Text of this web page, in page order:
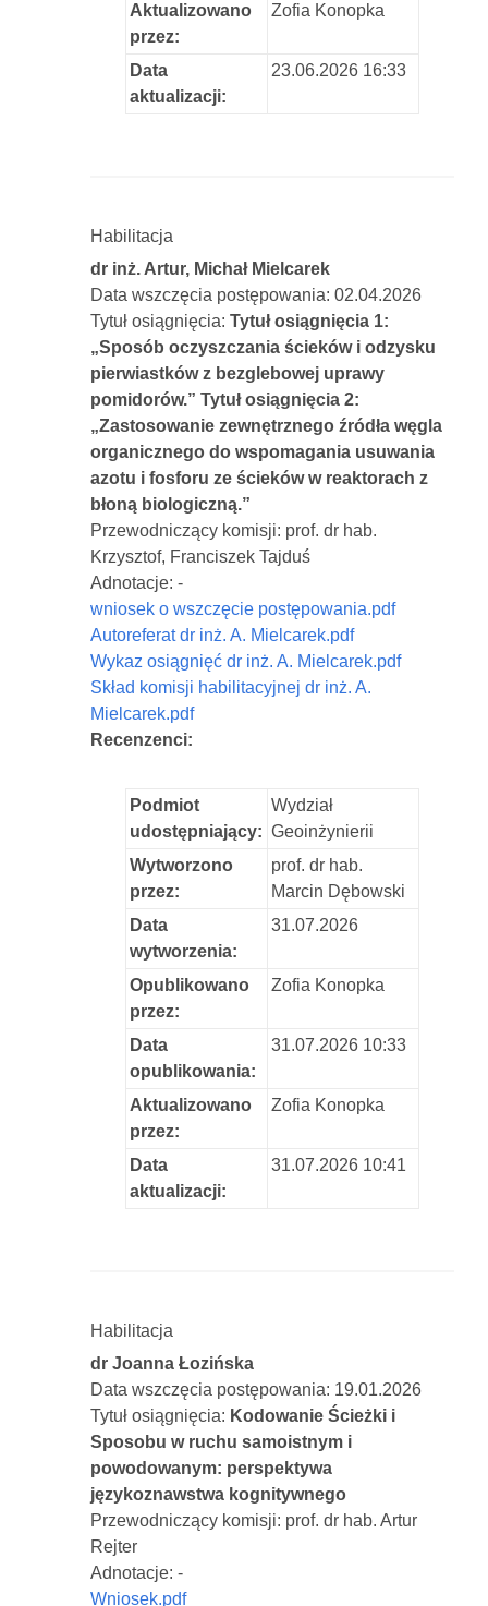
Aktualizowano
przez:
Zofia Konopka
Data
aktualizacji:
23.06.2026 16:33
Habilitacja
dr inż. Artur, Michał Mielcarek
Data wszczęcia postępowania: 02.04.2026
Tytuł osiągnięcia: Tytuł osiągnięcia 1:
„Sposób oczyszczania ścieków i odzysku
pierwiastków z bezglebowej uprawy
pomidorów.” Tytuł osiągnięcia 2:
„Zastosowanie zewnętrznego źródła węgla
organicznego do wspomagania usuwania
azotu i fosforu ze ścieków w reaktorach z
błoną biologiczną.”
Przewodniczący komisji: prof. dr hab.
Krzysztof, Franciszek Tajduś
Adnotacje: -
wniosek o wszczęcie postępowania.pdf
Autoreferat dr inż. A. Mielcarek.pdf
Wykaz osiągnięć dr inż. A. Mielcarek.pdf
Skład komisji habilitacyjnej dr inż. A.
Mielcarek.pdf
Recenzenci:
Podmiot
udostępniający:
Wydział
Geoinżynierii
Wytworzono
przez:
prof. dr hab.
Marcin Dębowski
Data
wytworzenia:
31.07.2026
Opublikowano
przez:
Zofia Konopka
Data
opublikowania:
31.07.2026 10:33
Aktualizowano
przez:
Zofia Konopka
Data
aktualizacji:
31.07.2026 10:41
Habilitacja
dr Joanna Łozińska
Data wszczęcia postępowania: 19.01.2026
Tytuł osiągnięcia: Kodowanie Ścieżki i
Sposobu w ruchu samoistnym i
powodowanym: perspektywa
językoznawstwa kognitywnego
Przewodniczący komisji: prof. dr hab. Artur
Rejter
Adnotacje: -
Wniosek.pdf